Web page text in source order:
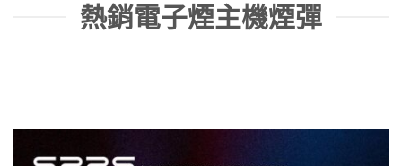
熱銷電子煙主機煙彈